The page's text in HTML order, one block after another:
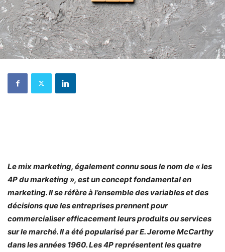
Le mix marketing, également connu sous le nom de « les
4P du marketing », est un concept fondamental en
marketing. Il se réfère à l’ensemble des variables et des
décisions que les entreprises prennent pour
commercialiser efficacement leurs produits ou services
sur le marché. Il a été popularisé par E. Jerome McCarthy
dans les années 1960. Les 4P représentent les quatre